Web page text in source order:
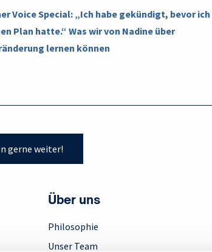
Voice Special: „Ich habe gekündigt, bevor ich
Plan hatte.“ Was wir von Nadine über
lernen können
gerne weiter!
Über uns
Philosophie
Unser Team